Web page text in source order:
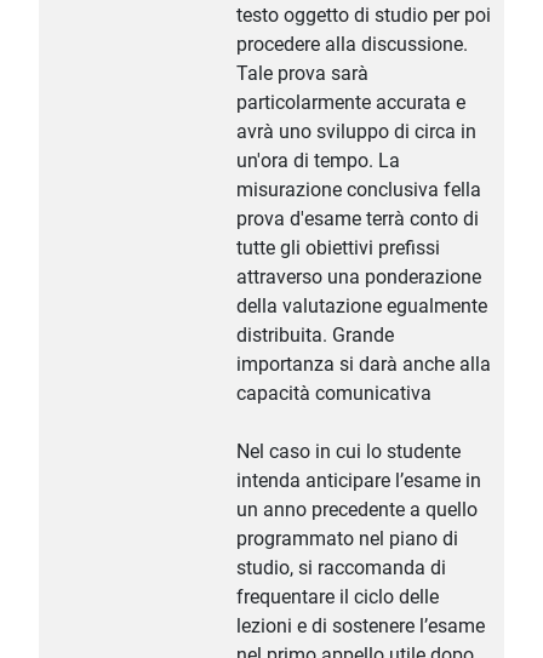
testo oggetto di studio per poi
procedere alla discussione.
Tale prova sarà
particolarmente accurata e
avrà uno sviluppo di circa in
un'ora di tempo. La
misurazione conclusiva fella
prova d'esame terrà conto di
tutte gli obiettivi prefissi
attraverso una ponderazione
della valutazione egualmente
distribuita. Grande
importanza si darà anche alla
capacità comunicativa
Nel caso in cui lo studente
intenda anticipare l’esame in
un anno precedente a quello
programmato nel piano di
studio, si raccomanda di
frequentare il ciclo delle
lezioni e di sostenere l’esame